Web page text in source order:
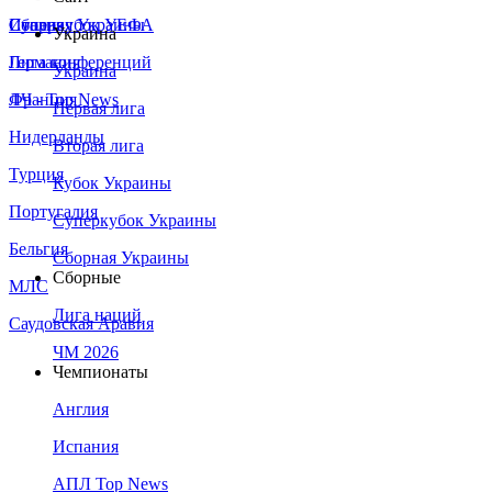
Сборная Украины
Италия
Германия
Франция
Нидерланды
Турция
Португалия
Бельгия
МЛС
Саудовская Аравия
Суперкубок УЕФА
Лига конференций
ЛЧ - Top News
Украина
Украина
Первая лига
Вторая лига
Кубок Украины
Суперкубок Украины
Сборная Украины
Сборные
Лига наций
ЧМ 2026
Чемпионаты
Англия
Испания
АПЛ Top News